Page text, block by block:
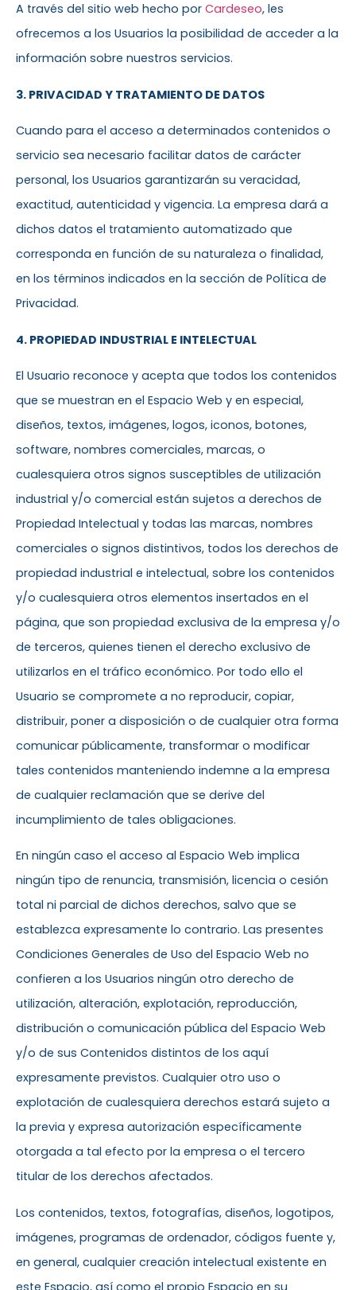
A través del sitio web hecho por Cardeseo, les
ofrecemos a los Usuarios la posibilidad de acceder a la
información sobre nuestros servicios.
3. PRIVACIDAD Y TRATAMIENTO DE DATOS
Cuando para el acceso a determinados contenidos o
servicio sea necesario facilitar datos de carácter
personal, los Usuarios garantizarán su veracidad,
exactitud, autenticidad y vigencia. La empresa dará a
dichos datos el tratamiento automatizado que
corresponda en función de su naturaleza o finalidad,
en los términos indicados en la sección de Política de
Privacidad.
4. PROPIEDAD INDUSTRIAL E INTELECTUAL
El Usuario reconoce y acepta que todos los contenidos
que se muestran en el Espacio Web y en especial,
diseños, textos, imágenes, logos, iconos, botones,
software, nombres comerciales, marcas, o
cualesquiera otros signos susceptibles de utilización
industrial y/o comercial están sujetos a derechos de
Propiedad Intelectual y todas las marcas, nombres
comerciales o signos distintivos, todos los derechos de
propiedad industrial e intelectual, sobre los contenidos
y/o cualesquiera otros elementos insertados en el
página, que son propiedad exclusiva de la empresa y/o
de terceros, quienes tienen el derecho exclusivo de
utilizarlos en el tráfico económico. Por todo ello el
Usuario se compromete a no reproducir, copiar,
distribuir, poner a disposición o de cualquier otra forma
comunicar públicamente, transformar o modificar
tales contenidos manteniendo indemne a la empresa
de cualquier reclamación que se derive del
incumplimiento de tales obligaciones.
En ningún caso el acceso al Espacio Web implica
ningún tipo de renuncia, transmisión, licencia o cesión
total ni parcial de dichos derechos, salvo que se
establezca expresamente lo contrario. Las presentes
Condiciones Generales de Uso del Espacio Web no
confieren a los Usuarios ningún otro derecho de
utilización, alteración, explotación, reproducción,
distribución o comunicación pública del Espacio Web
y/o de sus Contenidos distintos de los aquí
expresamente previstos. Cualquier otro uso o
explotación de cualesquiera derechos estará sujeto a
la previa y expresa autorización específicamente
otorgada a tal efecto por la empresa o el tercero
titular de los derechos afectados.
Los contenidos, textos, fotografías, diseños, logotipos,
imágenes, programas de ordenador, códigos fuente y,
en general, cualquier creación intelectual existente en
este Espacio, así como el propio Espacio en su